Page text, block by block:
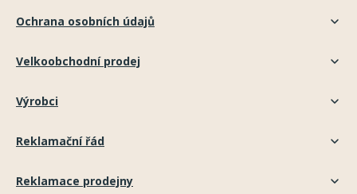
Ochrana osobních údajů
Velkoobchodní prodej
Výrobci
Reklamační řád
Reklamace prodejny